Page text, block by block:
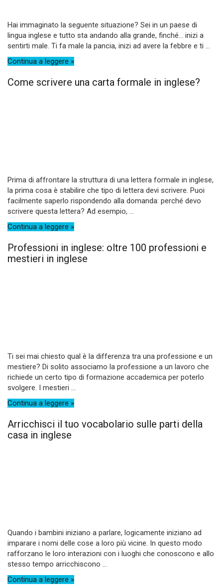
Hai immaginato la seguente situazione? Sei in un paese di
lingua inglese e tutto sta andando alla grande, finché… inizi a
sentirti male. Ti fa male la pancia, inizi ad avere la febbre e ti ...
Continua a leggere »
Come scrivere una carta formale in inglese?
Prima di affrontare la struttura di una lettera formale in inglese,
la prima cosa è stabilire che tipo di lettera devi scrivere. Puoi
facilmente saperlo rispondendo alla domanda: perché devo
scrivere questa lettera? Ad esempio, ...
Continua a leggere »
Professioni in inglese: oltre 100 professioni e
mestieri in inglese
Ti sei mai chiesto qual è la differenza tra una professione e un
mestiere? Di solito associamo la professione a un lavoro che
richiede un certo tipo di formazione accademica per poterlo
svolgere. I mestieri ...
Continua a leggere »
Arricchisci il tuo vocabolario sulle parti della
casa in inglese
Quando i bambini iniziano a parlare, logicamente iniziano ad
imparare i nomi delle cose a loro più vicine. In questo modo
rafforzano le loro interazioni con i luoghi che conoscono e allo
stesso tempo arricchiscono ...
Continua a leggere »